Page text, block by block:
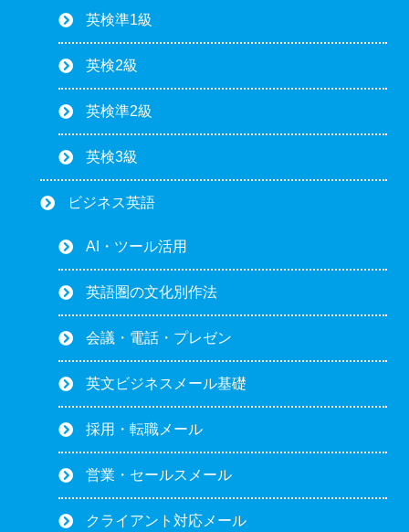
英検準1級
英検2級
英検準2級
英検3級
ビジネス英語
AI・ツール活用
英語圏の文化別作法
会議・電話・プレゼン
英文ビジネスメール基礎
採用・転職メール
営業・セールスメール
クライアント対応メール